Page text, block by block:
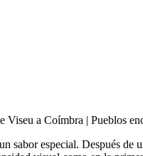
Viseu a Coímbra | Pueblos
sabor especial. Después de